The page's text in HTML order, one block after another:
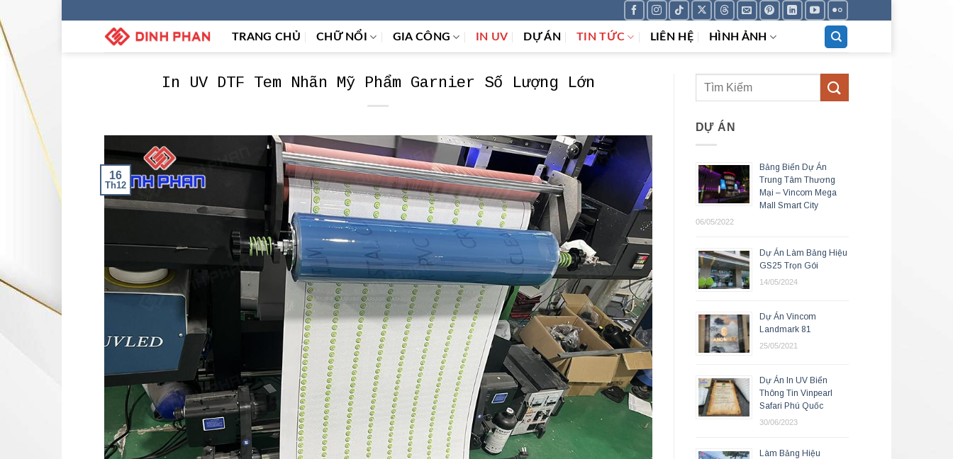
TRANG CHỦ CHỮ NỔI GIA CÔNG IN UV DỰ ÁN TIN TỨC LIÊN HỆ HÌNH ẢNH
In UV DTF Tem Nhãn Mỹ Phẩm Garnier Số Lượng Lớn
16
Th12
DỰ ÁN
Bảng Biển Dự Án
Trung Tâm Thương
Mại – Vincom Mega
Mall Smart City
06/05/2022
Dự Án Làm Bảng Hiệu
GS25 Trọn Gói
14/05/2024
Dự Án Vincom
Landmark 81
25/05/2021
Dự Án In UV Biển
Thông Tin Vinpearl
Safari Phú Quốc
30/06/2023
Làm Bảng Hiệu